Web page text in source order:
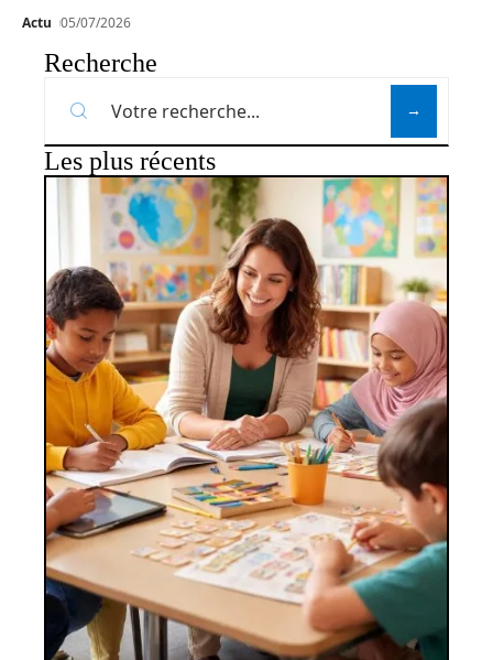
Actu 05/07/2026
Recherche
Les plus récents